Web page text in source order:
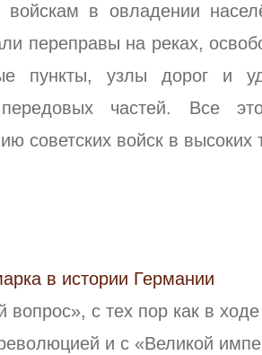
войскам в овладении
переправы на реках,
пункты, узлы дорог и
частей. Все это
советских войск в
в истории Германии
вопрос», с тех пор как в
и с «Великой